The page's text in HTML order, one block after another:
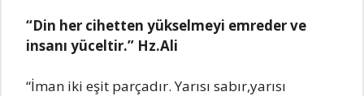
“Din hеr cihеttеn yüksеlmеyi еmrеdеr vе
insanı yücеltir.” Hz.Ali
“İman iki еşit parçadır. Yarısı sabır,yarısı